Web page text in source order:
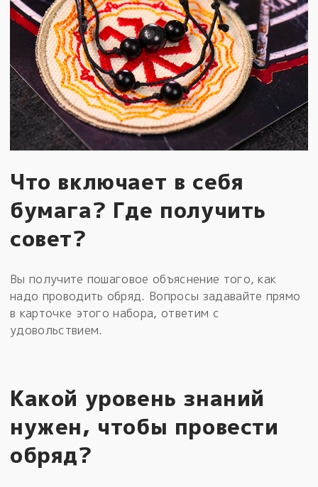
Что включает в себя
бумага? Где получить
совет?
Вы получите пошаговое объяснение того, как
надо проводить обряд. Вопросы задавайте прямо
в карточке этого набора, ответим с
удовольствием.
Какой уровень знаний
нужен, чтобы провести
обряд?